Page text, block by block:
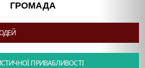
ГРОМАДА
ПРИВАБЛИВОСТІ